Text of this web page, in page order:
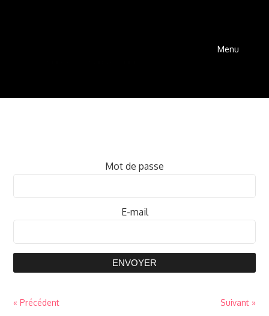
Menu
Mot de passe
E-mail
ENVOYER
« Précédent Suivant »